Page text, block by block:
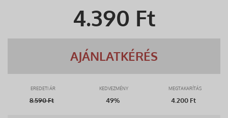
4.390 Ft
AJÁNLATKÉRÉS
EREDETI ÁR KEDVEZMÉNY MEGTAKARÍTÁS
8.590Ft 49% 4.200 Ft